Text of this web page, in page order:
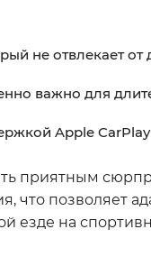
не отвлекает от
важно для
Apple
приятным
что позволяет
езде на